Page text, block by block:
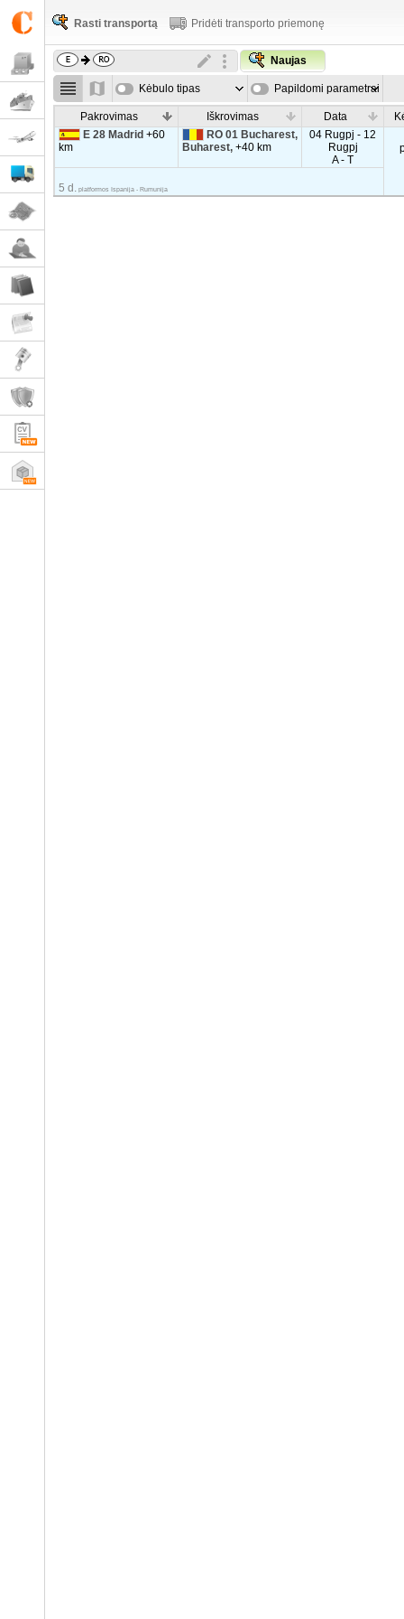
Rasti transportą Pridėti transporto priemonę
Naujas
Kėbulo tipas Papildomi parametrai
Pakrovimas Iškrovimas Data
E 28 Madrid+60
km
RO 01 Bucharest,
Buharest,+40 km
04 Rugpj - 12
Rugpj
A - T
5 d. platformos Ispanija - Rumunija